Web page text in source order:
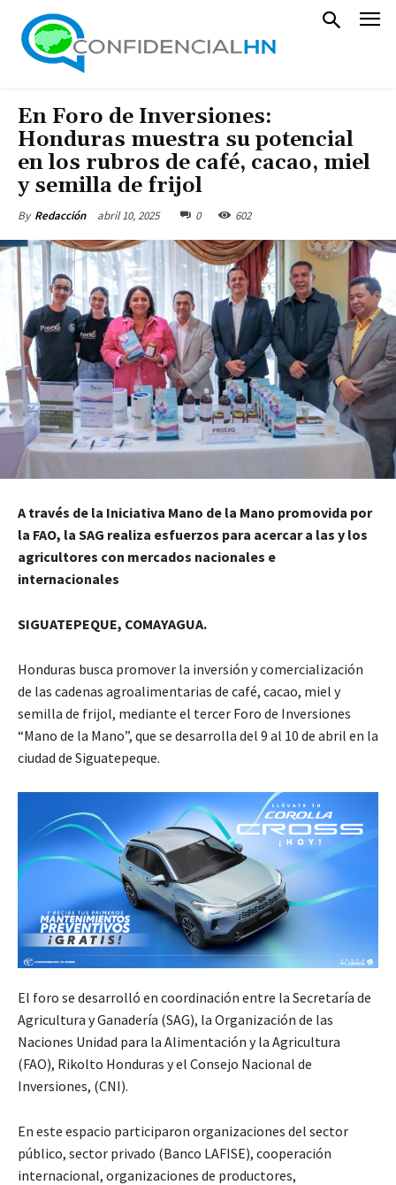
En Foro de Inversiones:
Honduras muestra su potencial
en los rubros de café, cacao, miel
y semilla de frijol
By Redacción abril 10, 2025 0 602
A través de la Iniciativa Mano de la Mano promovida por
la FAO, la SAG realiza esfuerzos para acercar a las y los
agricultores con mercados nacionales e
internacionales
SIGUATEPEQUE, COMAYAGUA.
Honduras busca promover la inversión y comercialización
de las cadenas agroalimentarias de café, cacao, miel y
semilla de frijol, mediante el tercer Foro de Inversiones
“Mano de la Mano”, que se desarrolla del 9 al 10 de abril en la
ciudad de Siguatepeque.
El foro se desarrolló en coordinación entre la Secretaría de
Agricultura y Ganadería (SAG), la Organización de las
Naciones Unidad para la Alimentación y la Agricultura
(FAO), Rikolto Honduras y el Consejo Nacional de
Inversiones, (CNI).
En este espacio participaron organizaciones del sector
público, sector privado (Banco LAFISE), cooperación
internacional, organizaciones de productores,